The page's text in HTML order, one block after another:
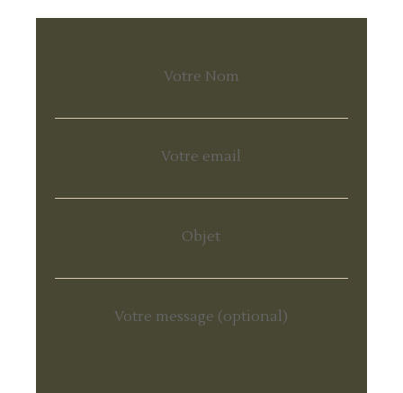
Votre Nom
Votre email
Objet
Votre message (optional)